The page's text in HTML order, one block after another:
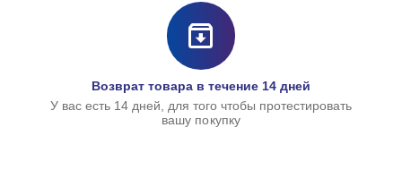
Возврат товара в течение 14 дней
У вас есть 14 дней, для того чтобы протестировать
вашу покупку